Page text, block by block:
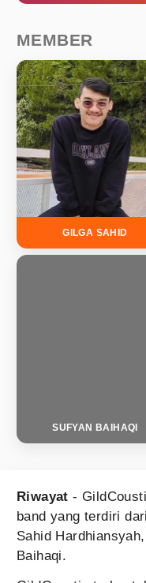
MEMBER
GILGA SAHID
SUFYAN BAIHAQI
Riwayat -
band yang terdiri
Sahid
Baihaqi.